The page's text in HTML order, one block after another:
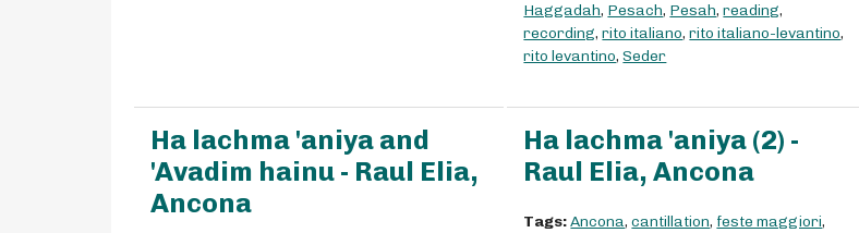
Haggadah, Pesach, Pesah,reading,
recording,rito italiano,rito italiano-levantino,
rito levantino,Seder
Ha lachma 'aniya and
'Avadim hainu - Raul Elia,
Ancona
Ha lachma 'aniya (2) -
Raul Elia, Ancona
Tags:Ancona,cantillation, feste maggiori,